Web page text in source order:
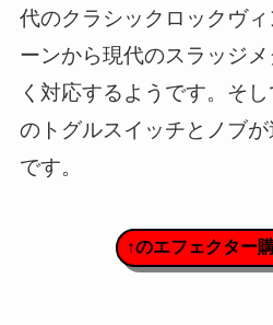
代のクラシックロックヴ
ーンから現代のスラッジ
く対応するようです。そ
のトグルスイッチとノブ
です。
↑のエフェクター